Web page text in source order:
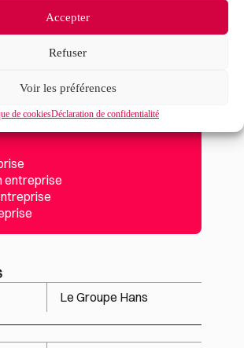
Accepter
Refuser
Voir les préférences
de cookiesDéclaration de confidentialité
entreprise
Le Groupe Hans